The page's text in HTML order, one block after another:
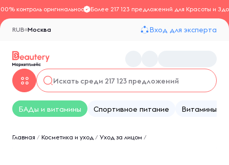
контроль оригинальностиБолее 217 123 предложений для Красоты и
Москва
RUB Вход для эксперта
БАДы и витамины Спортивное питание Витамины
Главная / Косметика и уход / Уход за лицом /